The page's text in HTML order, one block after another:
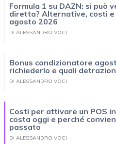
Formula 1 su DAZN: si può
diretta? Alternative, costi e
agosto 2026
DI ALESSANDRO VOCI
Bonus condizionatore
richiederlo e quali
DI ALESSANDRO VOCI
Costi per attivare un POS
costa oggi e perché
passato
DI ALESSANDRO VOCI